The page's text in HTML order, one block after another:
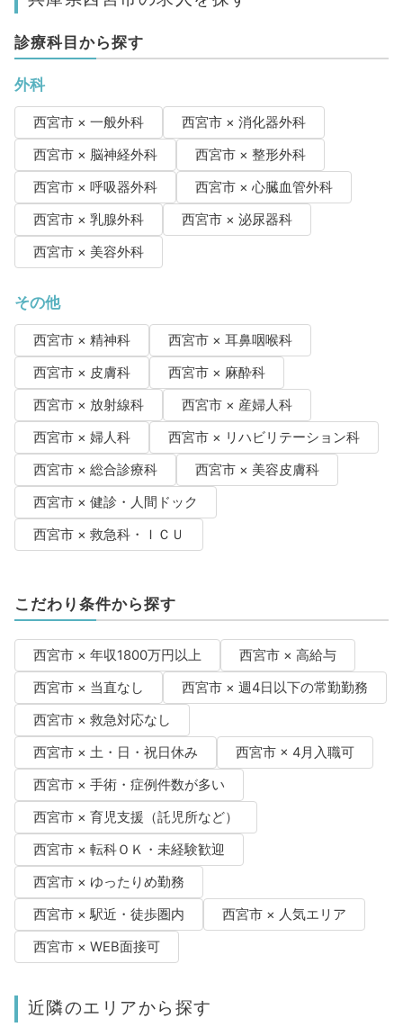
診療科目から探す
外科
西宮市 × 一般外科
西宮市 × 消化器外科
西宮市 × 脳神経外科
西宮市 × 整形外科
西宮市 × 呼吸器外科
西宮市 × 心臓血管外科
西宮市 × 乳腺外科
西宮市 × 泌尿器科
西宮市 × 美容外科
その他
西宮市 × 精神科
西宮市 × 耳鼻咽喉科
西宮市 × 皮膚科
西宮市 × 麻酔科
西宮市 × 放射線科
西宮市 × 産婦人科
西宮市 × 婦人科
西宮市 × リハビリテーション科
西宮市 × 総合診療科
西宮市 × 美容皮膚科
西宮市 × 健診・人間ドック
西宮市 × 救急科・ＩＣＵ
こだわり条件から探す
西宮市 × 年収1800万円以上
西宮市 × 高給与
西宮市 × 当直なし
西宮市 × 週4日以下の常勤勤務
西宮市 × 救急対応なし
西宮市 × 土・日・祝日休み
西宮市 × 4月入職可
西宮市 × 手術・症例件数が多い
西宮市 × 育児支援（託児所など）
西宮市 × 転科ＯＫ・未経験歓迎
西宮市 × ゆったりめ勤務
西宮市 × 駅近・徒歩圏内
西宮市 × 人気エリア
西宮市 × WEB面接可
近隣のエリアから探す